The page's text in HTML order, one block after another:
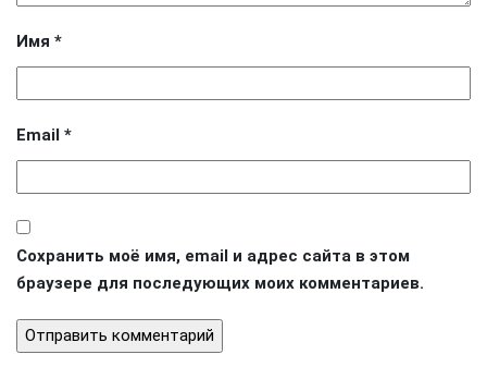
Имя *
Email *
Сохранить моё имя, email и адрес сайта в этом
браузере для последующих моих комментариев.